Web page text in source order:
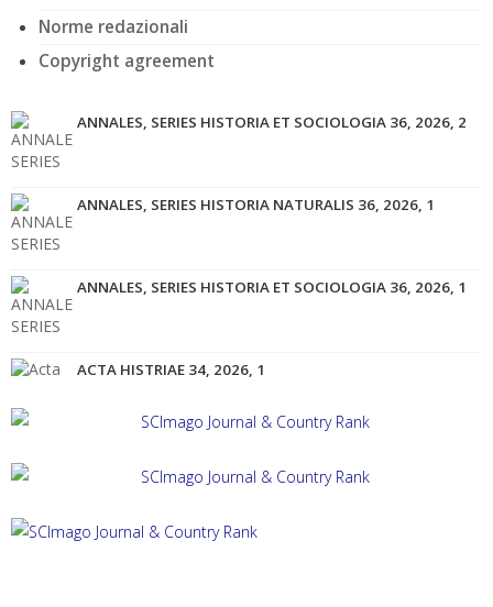
Norme redazionali
Copyright agreement
ANNALES, SERIES HISTORIA ET SOCIOLOGIA 36, 2026, 2
ANNALES, SERIES HISTORIA NATURALIS 36, 2026, 1
ANNALES, SERIES HISTORIA ET SOCIOLOGIA 36, 2026, 1
ACTA HISTRIAE 34, 2026, 1
ANNALES, SERIES HISTORIA ET SOCIOLOGIA 35, 2025, 4